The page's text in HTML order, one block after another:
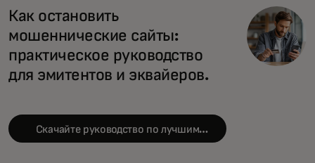
Как остановить
мошеннические сайты:
практическое руководство
для эмитентов и эквайеров.
Скачайте руководство по лучшим